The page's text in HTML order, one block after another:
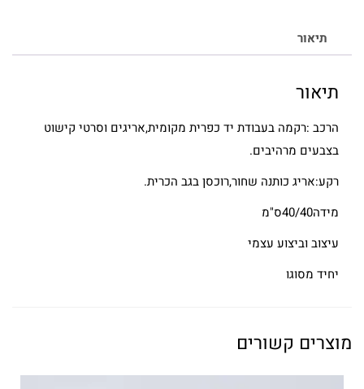
תיאור
תיאור
הרכב :רקמה בעבודת יד כפרית מקומית,אריגים וסרטי קישוט
בצבעים מרהיבים.
רקע:אריג כותנה שחור,רוכסן בגב הכרית.
מידה40/40ס"מ
עיצוב וביצוע עצמי
יחיד מסוגו
מוצרים קשורים